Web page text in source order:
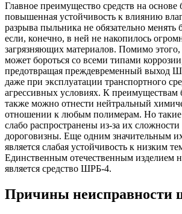
Главное преимущество средств на
повышенная устойчивость к влиянию
разрыва пыльника не обязательно менять
если, конечно, в ней не накопилось
загрязняющих материалов. Помимо этого,
может бороться со всеми типами
предотвращая преждевременный выход
даже при эксплуатации транспортного
агрессивных условиях. К преимуществам
также можно отнести нейтральный
отношении к любым полимерам. Но такие
слабо распространены из-за их сложности
дороговизны. Еще одним значительным
является слабая устойчивость к низким
Единственным отечественным изделием
является средство ШРБ-4.
Причины неисправности